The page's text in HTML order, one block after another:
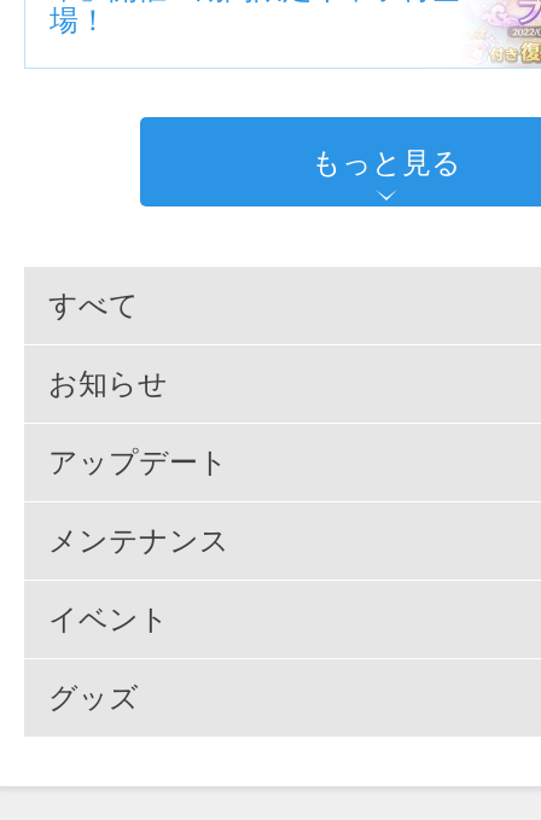
場！
もっと見る
すべて
お知らせ
アップデート
メンテナンス
イベント
グッズ